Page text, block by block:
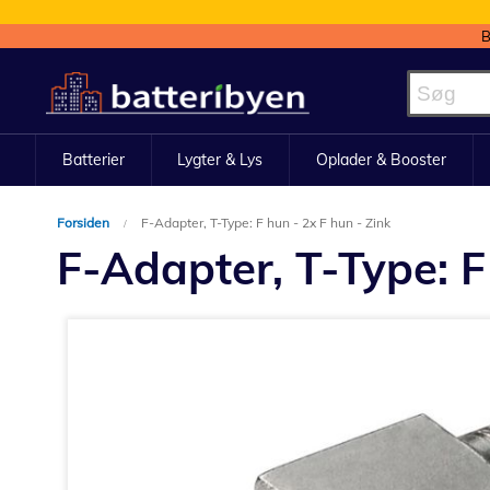
to
Content
Batterier Lygter & Lys Oplader & Booster
Forsiden F-Adapter, T-Type: F hun - 2x F hun - Zink
F-Adapter, T-Type: